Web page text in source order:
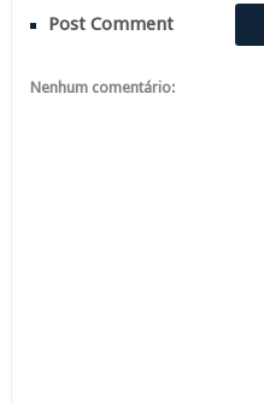
Post Comment
Nenhum comentário: